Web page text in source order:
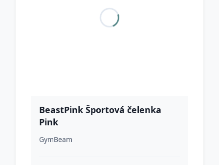
BeastPink Športová čelenka
Pink
GymBeam